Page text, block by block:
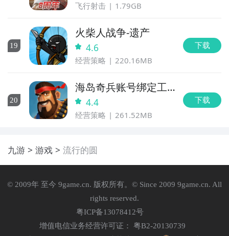
飞行射击 1.79GB
19
火柴人战争-遗产
4.6
经营策略 220.16MB
下载
20
海岛奇兵账号绑定工
具 4.4
经营策略 261.52MB
下载
九游 游戏 流行的圆
© 2009年 至今 9game.cn. 版权所有。© Since 2009 9game.cn. All
rights reserved.
粤ICP备13078412号
增值电信业务经营许可证： 粤B2-20130739